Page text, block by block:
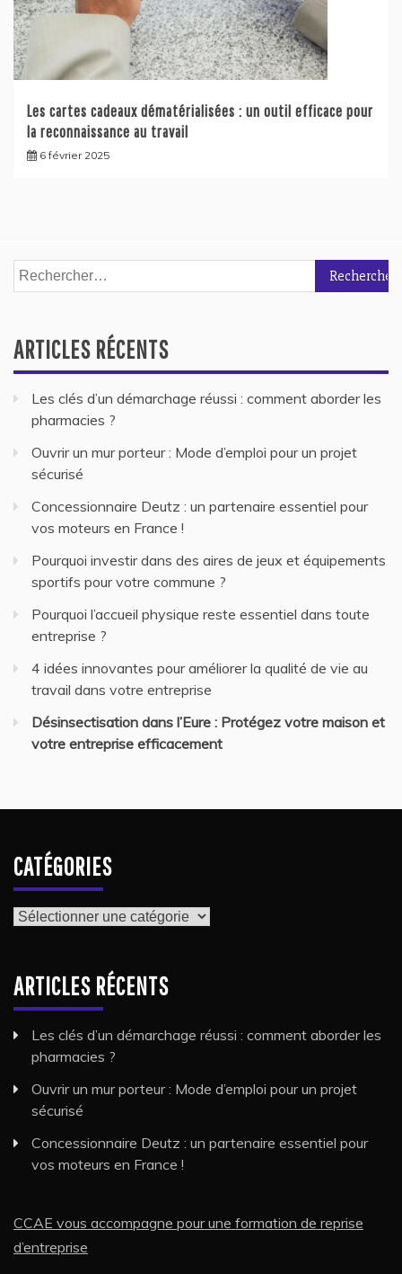
Les cartes cadeaux dématérialisées : un outil efficace pour
la reconnaissance au travail
6 février 2025
Rechercher :
ARTICLES RÉCENTS
Les clés d’un démarchage réussi : comment aborder les
pharmacies ?
Ouvrir un mur porteur : Mode d’emploi pour un projet
sécurisé
Concessionnaire Deutz : un partenaire essentiel pour
vos moteurs en France !
Pourquoi investir dans des aires de jeux et équipements
sportifs pour votre commune ?
Pourquoi l’accueil physique reste essentiel dans toute
entreprise ?
4 idées innovantes pour améliorer la qualité de vie au
travail dans votre entreprise
Désinsectisation dans l’Eure : Protégez votre maison et
votre entreprise efficacement
CATÉGORIES
Catégories
ARTICLES RÉCENTS
Les clés d’un démarchage réussi : comment aborder les
pharmacies ?
Ouvrir un mur porteur : Mode d’emploi pour un projet
sécurisé
Concessionnaire Deutz : un partenaire essentiel pour
vos moteurs en France !
CCAE vous accompagne pour une formation de reprise
d’entreprise